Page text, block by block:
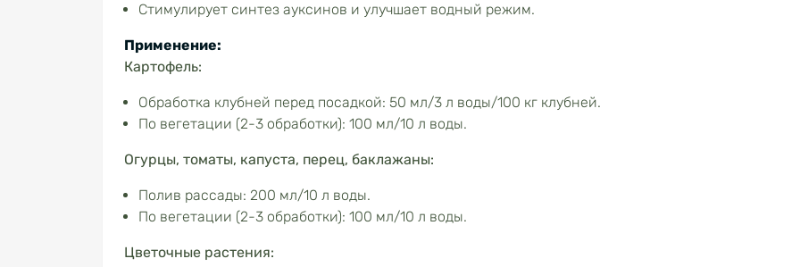
Стимулирует синтез ауксинов и улучшает водный режим.
Применение:
Картофель:
Обработка клубней перед посадкой: 50 мл/3 л воды/100 кг клубней.
По вегетации (2-3 обработки): 100 мл/10 л воды.
Огурцы, томаты, капуста, перец, баклажаны:
Полив рассады: 200 мл/10 л воды.
По вегетации (2-3 обработки): 100 мл/10 л воды.
Цветочные растения: